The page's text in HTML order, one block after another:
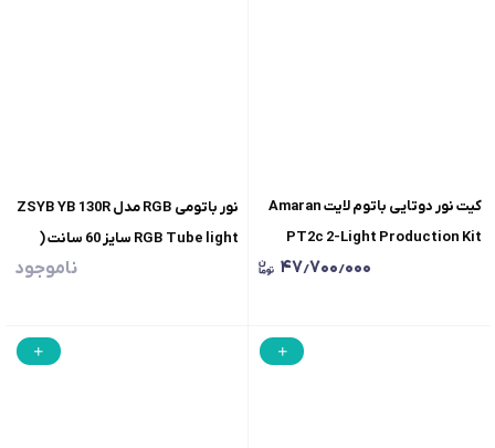
کیت نور دوتایی باتوم لایت Amaran
PT2c 2-Light Production Kit
۴۷٫۷۰۰٫۰۰۰
نور باتومی RGB مدل ZSYB YB 130R
RGB Tube light سایز 60 سانت (
ناموجود